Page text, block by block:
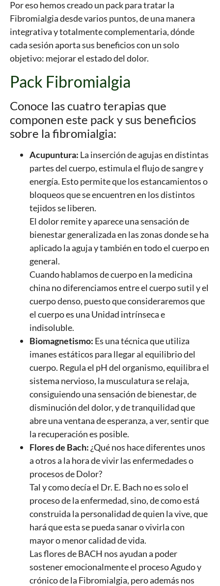
Por eso hemos creado un pack para tratar la
Fibromialgia desde varios puntos, de una manera
integrativa y totalmente complementaria, dónde
cada sesión aporta sus beneficios con un solo
objetivo: mejorar el estado del dolor.
Pack Fibromialgia
Conoce las cuatro terapias que
componen este pack y sus beneficios
sobre la fibromialgia:
Acupuntura: La inserción de agujas en distintas
partes del cuerpo, estimula el flujo de sangre y
energía. Esto permite que los estancamientos o
bloqueos que se encuentren en los distintos
tejidos se liberen.
El dolor remite y aparece una sensación de
bienestar generalizada en las zonas donde se ha
aplicado la aguja y también en todo el cuerpo en
general.
Cuando hablamos de cuerpo en la medicina
china no diferenciamos entre el cuerpo sutil y el
cuerpo denso, puesto que consideraremos que
el cuerpo es una Unidad intrínseca e
indisoluble.
Biomagnetismo: Es una técnica que utiliza
imanes estáticos para llegar al equilibrio del
cuerpo. Regula el pH del organismo, equilibra el
sistema nervioso, la musculatura se relaja,
consiguiendo una sensación de bienestar, de
disminución del dolor, y de tranquilidad que
abre una ventana de esperanza, a ver, sentir que
la recuperación es posible.
Flores de Bach: ¿Qué nos hace diferentes unos
a otros a la hora de vivir las enfermedades o
procesos de Dolor?
Tal y como decía el Dr. E. Bach no es solo el
proceso de la enfermedad, sino, de como está
construida la personalidad de quien la vive, que
hará que esta se pueda sanar o vivirla con
mayor o menor calidad de vida.
Las flores de BACH nos ayudan a poder
sostener emocionalmente el proceso Agudo y
crónico de la Fibromialgia, pero además nos